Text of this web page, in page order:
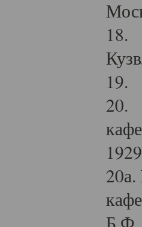
18.
19.
20.